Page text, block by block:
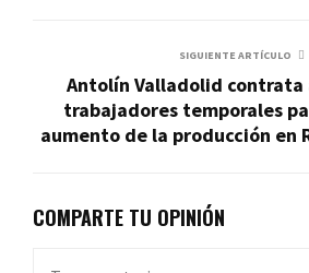
SIGUIENTE ARTÍCULO
Antolín Valladolid contrata
trabajadores temporales
aumento de la producción en
COMPARTE TU OPINIÓN